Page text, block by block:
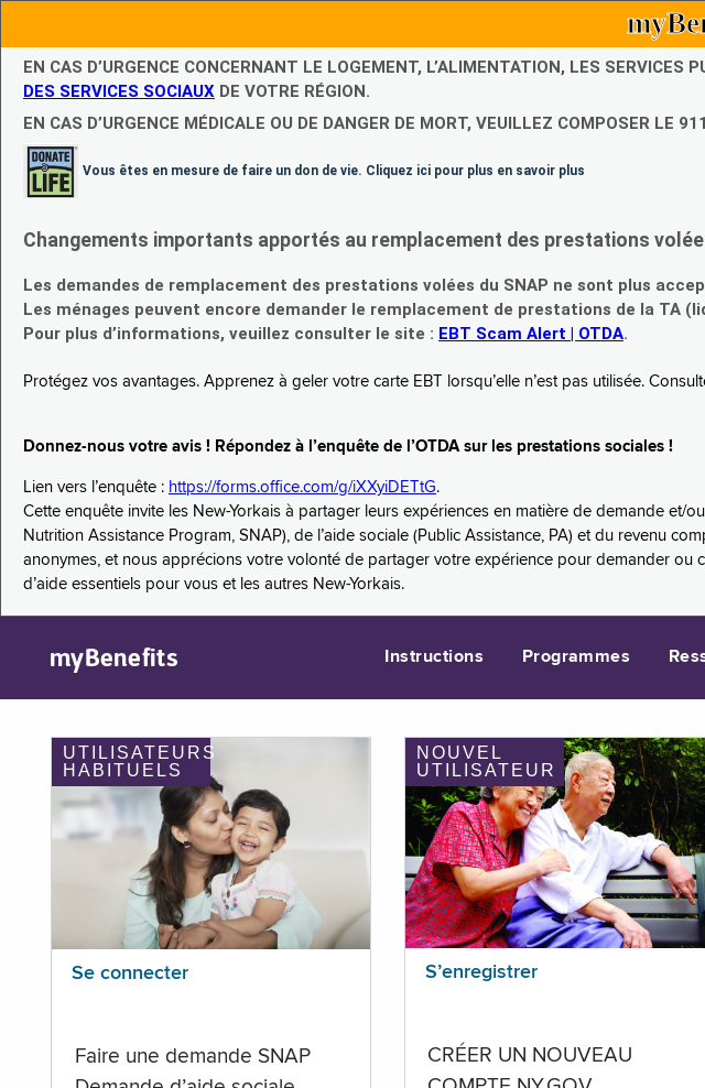
EN CAS D’URGENCE CONCERNANT LE LOGEMENT, L’ALIMENTATION, LES
DES SERVICES SOCIAUX DE VOTRE RÉGION.
EN CAS D’URGENCE MÉDICALE OU DE DANGER DE MORT, VEUILLEZ COMPOSER LE
Vous êtes en mesure de faire un don de vie. Cliquez ici pour plus en savoir plus
Changements importants apportés au remplacement des prestations
Les demandes de remplacement des prestations volées du SNAP ne sont plus
Les ménages peuvent encore demander le remplacement de prestations de la TA
Pour plus d’informations, veuillez consulter le site : EBT Scam Alert | OTDA.
Protégez vos avantages. Apprenez à geler votre carte EBT lorsqu’elle n’est pas utilisée.
Donnez-nous votre avis ! Répondez à l’enquête de l’OTDA sur les prestations sociales !
Lien vers l’enquête : https://forms.office.com/g/iXXyiDETtG.
Cette enquête invite les New-Yorkais à partager leurs expériences en matière de demande et/
Nutrition Assistance Program, SNAP), de l’aide sociale (Public Assistance, PA) et du revenu
anonymes, et nous apprécions votre volonté de partager votre expérience pour demander
d’aide essentiels pour vous et les autres New-Yorkais.
myBenefits Instructions Programmes
UTILISATEURS
HABITUELS
Se connecter
Faire une demande SNAP
NOUVEL
UTILISATEUR
S’enregistrer
CRÉER UN NOUVEAU